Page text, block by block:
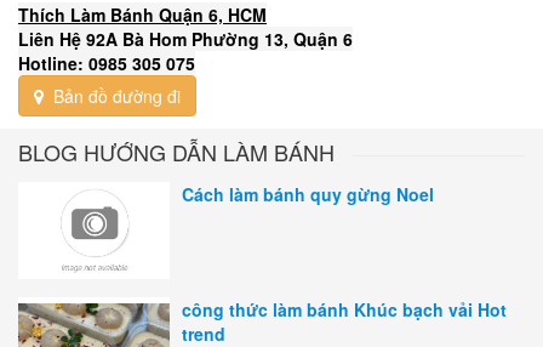
Thích Làm Bánh Quận 6, HCM
Liên Hệ 92A Bà Hom Phường 13, Quận 6
Hotline: 0985 305 075
Bản đồ đường đi
BLOG HƯỚNG DẪN LÀM BÁNH
Cách làm bánh quy gừng Noel
công thức làm bánh Khúc bạch vải Hot
trend